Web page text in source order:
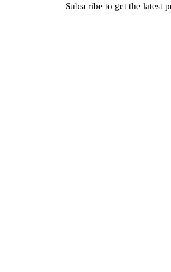
Subscribe to get the latest